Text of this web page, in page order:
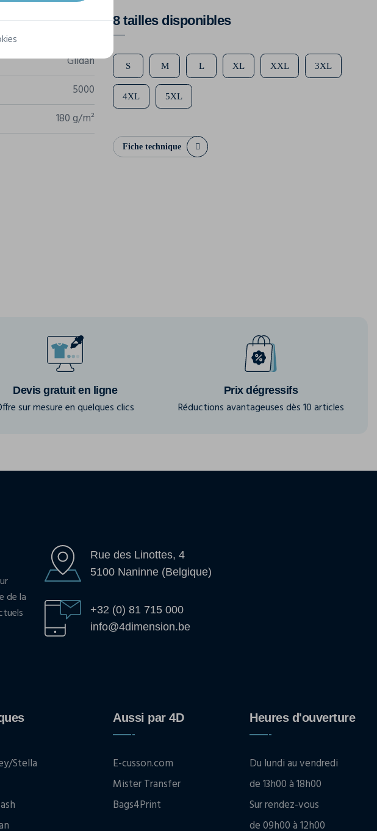
Gildan
5000
180 g/m²
8 tailles disponibles
S M L XL XXL 3XL
4XL 5XL
Fiche technique
Devis gratuit en ligne
sur mesure en quelques clics
Prix dégressifs
Réductions avantageuses dès 10 articles
de la
Rue des Linottes, 4
5100 Naninne (Belgique)
+32 (0) 81 715 000
info@4dimension.be
Stella
Aussi par 4D
E-cusson.com
Mister Transfer
Bags4Print
Heures d'ouverture
Du lundi au vendredi
de 13h00 à 18h00
Sur rendez-vous
de 09h00 à 12h00